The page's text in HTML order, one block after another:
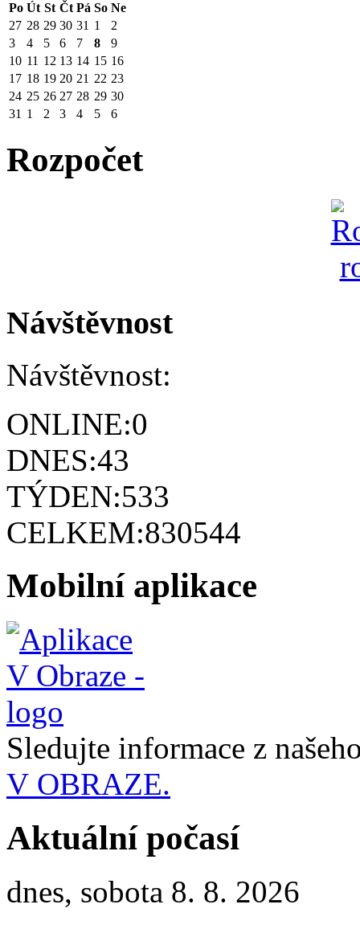
Po Út St Čt Pá So Ne
27 28 29 30 31 1
2
3
4 5 6 7 8
9
10 11 12 13 14 15 16
17 18 19 20 21 22 23
24 25 26 27 28 29 30
31 1 2 3 4 5 6
Rozpočet
Návštěvnost
Návštěvnost:
ONLINE:0
DNES:43
TÝDEN:533
CELKEM:830544
Mobilní aplikace
Sledujte informace z
V OBRAZE.
Aktuální počasí
dnes, sobota 8. 8. 2026